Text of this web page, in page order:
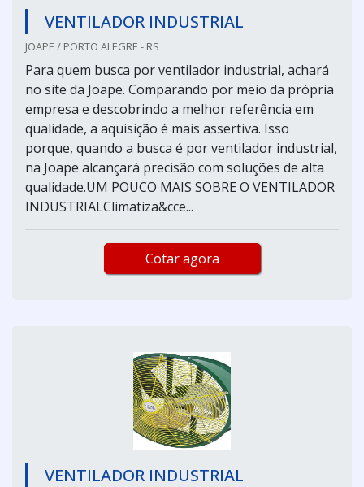
VENTILADOR INDUSTRIAL
JOAPE / PORTO ALEGRE - RS
Para quem busca por ventilador industrial, achará
no site da Joape. Comparando por meio da própria
empresa e descobrindo a melhor referência em
qualidade, a aquisição é mais assertiva. Isso
porque, quando a busca é por ventilador industrial,
na Joape alcançará precisão com soluções de alta
qualidade.UM POUCO MAIS SOBRE O VENTILADOR
INDUSTRIALClimatiza&cce...
Cotar agora
VENTILADOR INDUSTRIAL